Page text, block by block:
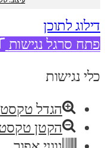
דילוג לתוכן
פתח סרגל נגישות
כלי נגישות
הגדל טקסט
הקטן